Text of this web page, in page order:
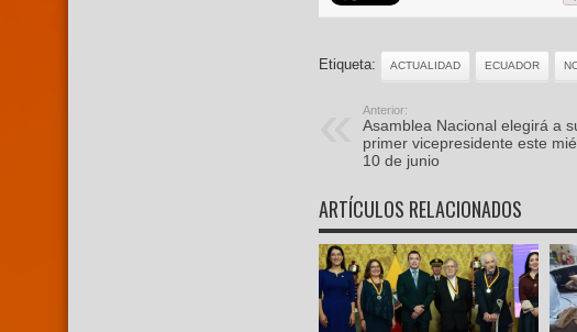
Etiqueta: ACTUALIDAD ECUADOR
Anterior:
Asamblea Nacional elegirá a
primer vicepresidente este
10 de junio
ARTÍCULOS RELACIONADOS